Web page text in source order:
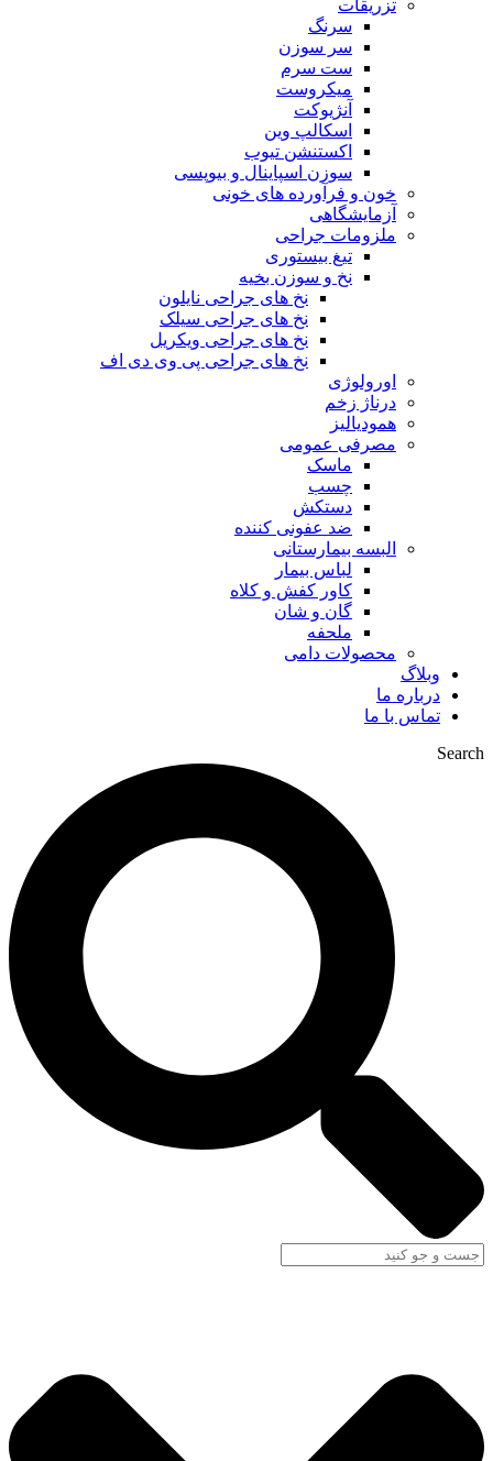
تزریقات
سرنگ
سر سوزن
ست سرم
میکروست
آنژیوکت
اسکالپ وین
اکستنشن تیوب
سوزن اسپاینال و بیوپسی
خون و فرآورده های خونی
آزمایشگاهی
ملزومات جراحی
تیغ بیستوری
نخ و سوزن بخیه
نخ های جراحی نایلون
نخ های جراحی سیلک
نخ های جراحی ویکریل
نخ های جراحی پی وی دی اف
اورولوژی
درناژ زخم
همودیالیز
مصرفی عمومی
ماسک
چسب
دستکش
ضد عفونی کننده
البسه بیمارستانی
لباس بیمار
کاور کفش و کلاه
گان و شان
ملحفه
محصولات دامی
وبلاگ
درباره ما
تماس با ما
Search